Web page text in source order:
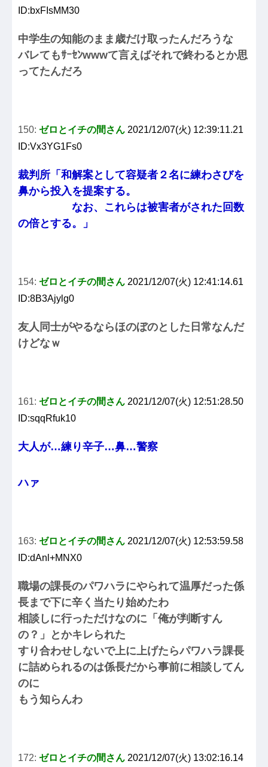
ID:bxFIsMM30
中学生の知能のまま歳だけ取ったんだろうな
バレてもｻｰｾﾝwwwて言えばそれで終わるとか思
ってたんだろ
150: ゼロとイチの間さん 2021/12/07(火) 12:39:11.21
ID:Vx3YG1Fs0
裁判所「和解案として容疑者２名に練わさびを
鼻から投入を提案する。
なお、これらは被害者がされた回数
の倍とする。」
154: ゼロとイチの間さん 2021/12/07(火) 12:41:14.61
ID:8B3Ajylg0
友人同士がやるならほのぼのとした日常なんだ
けどなｗ
161: ゼロとイチの間さん 2021/12/07(火) 12:51:28.50
ID:sqqRfuk10
大人が…練り辛子…鼻…警察
ハァ
163: ゼロとイチの間さん 2021/12/07(火) 12:53:59.58
ID:dAnl+MNX0
職場の課長のパワハラにやられて温厚だった係
長まで下に辛く当たり始めたわ
相談しに行っただけなのに「俺が判断すん
の？」とかキレられた
すり合わせしないで上に上げたらパワハラ課長
に詰められるのは係長だから事前に相談してん
のに
もう知らんわ
172: ゼロとイチの間さん 2021/12/07(火) 13:02:16.14